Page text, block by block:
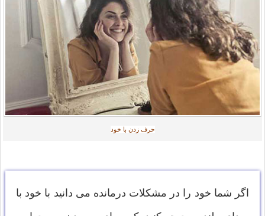
حرف زدن با خود‎
اگر شما خود را در مشکلات درمانده می دانید با خود با